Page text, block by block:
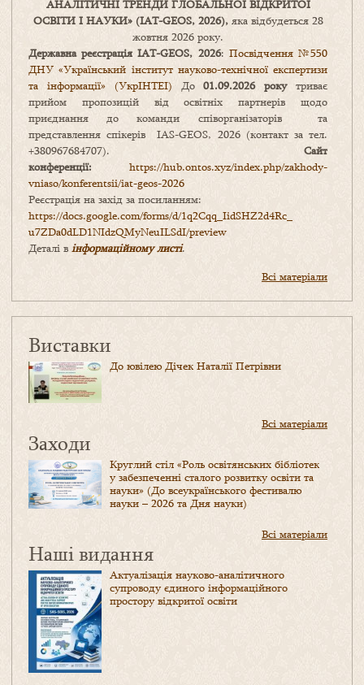
АНАЛІТИЧНІ ТРЕНДИ ГЛОБАЛЬНОЇ ВІДКРИТОЇ
ОСВІТИ І НАУКИ» (IAT-GEOS, 2026),яка відбудеться 28
жовтня 2026 року.
Державна реєстрація IAT-GEOS, 2026: Посвідчення №550
ДНУ «Український інститут науково-технічної експертизи
та інформації» (УкрІНТЕІ) До01.09.2026 рокутриває
прийом пропозицій від освітніх партнерів щодо
приєднання до команди співорганізаторів та
представлення спікерів IAS-GEOS, 2026 (контакт за тел.
+380967684707). Сайт
конференції: https://hub.ontos.xyz/index.php/zakhody-
vniaso/konferentsii/iat-geos-2026
Реєстрація на захід за посиланням:
https://docs.google.com/forms/d/1q2Cqq_IidSHZ2d4Rc_
u7ZDa0dLD1NIdzQMyNeuILSdI/preview
Деталі в інформаційному листі.
Всі матеріали
Виставки
До ювілею Дічек Наталії Петрівни
Всі матеріали
Заходи
Круглий стіл «Роль освітянських бібліотек
у забезпеченні сталого розвитку освіти та
науки» (До всеукраїнського фестивалю
науки – 2026 та Дня науки)
Всі матеріали
Наші видання
Актуалізація науково-аналітичного
супроводу єдиного інформаційного
простору відкритої освіти